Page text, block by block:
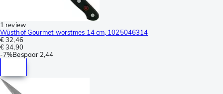
1 review
Wüsthof Gourmet worstmes 14 cm, 1025046314
€ 32,46
€ 34,90
-7%Bespaar 2,44